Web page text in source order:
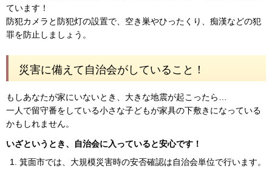
ています！
防犯カメラと防犯灯の設置で、空き巣やひったくり、痴漢などの犯
罪を防止しましょう。
災害に備えて自治会がしていること！
もしあなたが家にいないとき、大きな地震が起こったら…
一人で留守番をしている小さな子どもが家具の下敷きになっている
かもしれません。
いざというとき、自治会に入っていると安心です！
箕面市では、大規模災害時の安否確認は自治会単位で行います。